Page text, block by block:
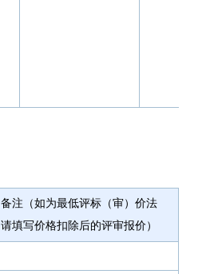
备注（如为最低评标（审）价法
请填写价格扣除后的评审报价）